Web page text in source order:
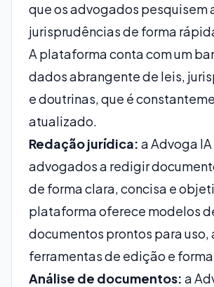
que os advogados pesquisem
jurisprudências de forma
A plataforma conta com um
dados abrangente de leis,
e doutrinas, que é
atualizado.
Redação jurídica: a Advoga
advogados a redigir
de forma clara, concisa e
plataforma oferece modelos
documentos prontos para uso,
ferramentas de edição e
Análise de documentos: a